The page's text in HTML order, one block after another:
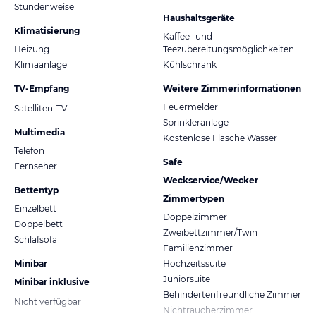
Stundenweise
Klimatisierung
Heizung
Klimaanlage
TV-Empfang
Satelliten-TV
Multimedia
Telefon
Fernseher
Bettentyp
Einzelbett
Doppelbett
Schlafsofa
Minibar
Minibar inklusive
Nicht verfügbar
Haushaltsgeräte
Kaffee- und
Teezubereitungsmöglichkeiten
Kühlschrank
Weitere Zimmerinformationen
Feuermelder
Sprinkleranlage
Kostenlose Flasche Wasser
Safe
Weckservice/Wecker
Zimmertypen
Doppelzimmer
Zweibettzimmer/Twin
Familienzimmer
Hochzeitssuite
Juniorsuite
Behindertenfreundliche Zimmer
Nichtraucherzimmer